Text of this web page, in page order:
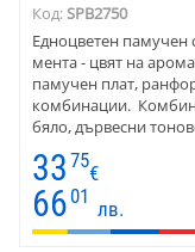
Код:SPB2750
Едноцветен памучен
мента - цвят на
памучен плат,
комбинации.
бяло, дървесни
Съчетайте цвят
минимализъм в
комбинира с розово и
33 75
€
66 01
лв.